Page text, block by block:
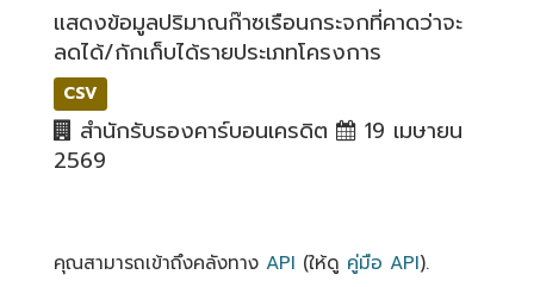
แสดงข้อมูลปริมาณก๊าซเรือนกระจกที่คาดว่าจะ
ลดได้/กักเก็บได้รายประเภทโครงการ
CSV
สำนักรับรองคาร์บอนเครดิต
19 เมษายน
2569
คุณสามารถเข้าถึงคลังทาง API (ให้ดู คู่มือ API).